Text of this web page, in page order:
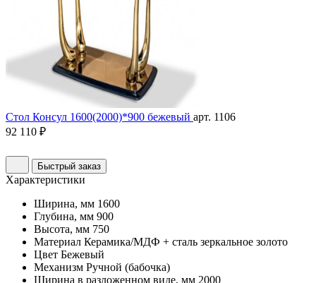
Стол Консул 1600(2000)*900 бежевый арт. 1106
92 110 ₽
Быстрый заказ
Характеристики
Ширина, мм 1600
Глубина, мм 900
Высота, мм 750
Материал Керамика/МДФ + сталь зеркальное золото
Цвет Бежевый
Механизм Ручной (бабочка)
Ширина в разложенном виде, мм 2000